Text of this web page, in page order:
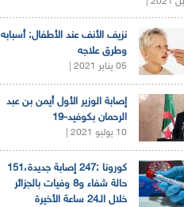
نزيف الأنف عند الأطفال: أسبابه
وطرق علاجه
05 يناير 2021 |
إصابة الوزير الأول أيمن بن عبد
الرحمان بكوفيد-19
10 يوليو 2021 |
كورونا :247 إصابة جديدة،151
حالة شفاء و8 وفيات بالجزائر
خلال الـ24 ساعة الأخيرة